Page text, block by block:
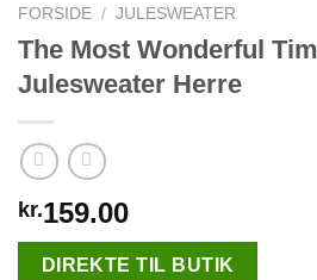
FORSIDE / JULESWEATER
The Most Wonderful
Julesweater Herre
kr.159.00
DIREKTE TIL BUTIK